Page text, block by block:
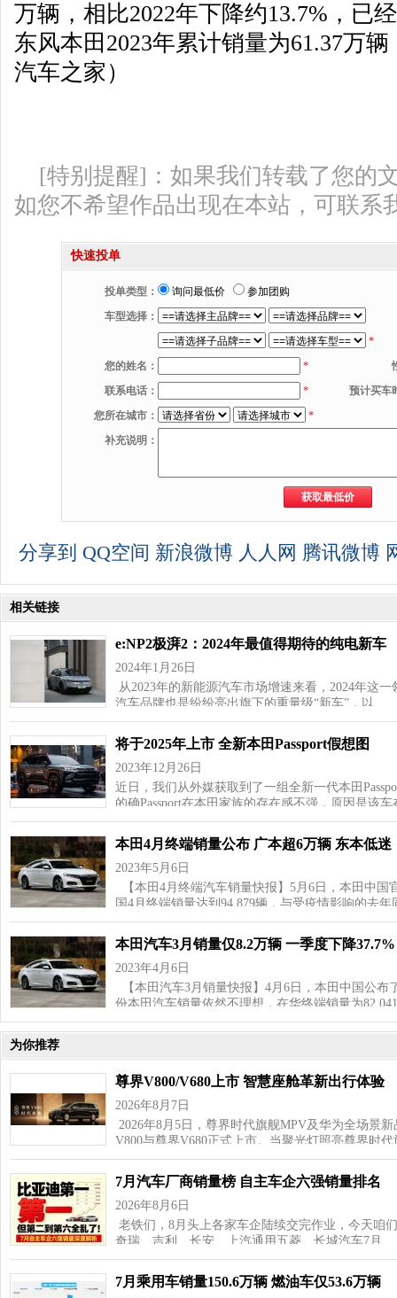
万辆，相比2022年下降约13.7%，已
东风本田2023年累计销量为61.37万
汽车之家）
[特别提醒]：如果我们转载了您的
如您不希望作品出现在本站，可联系
快速投单
投单类型： 询问最低价
参加团购
车型选择：
*
您的姓名：
*
联系电话：
*
预计买车
您所在城市：
*
补充说明：
分享到 QQ空间 新浪微博 人人网 腾讯微博
相关链接
e:NP2极湃2：2024年最值得期待的纯电新车
2024年1月26日
从2023年的新能源汽车市场增速来看，2024年这
汽车品牌也是纷纷亮出旗下的重量级“新车”，以…
将于2025年上市 全新本田Passport假想图
2023年12月26日
近日，我们从外媒获取到了一组全新一代本田
的确Passport在本田家族的存在感不强，原因是该
本田4月终端销量公布 广本超6万辆 东本低迷
2023年5月6日
【本田4月终端汽车销量快报】5月6日，本田中
国4月终端销量达到94,879辆，与受疫情影响的去
本田汽车3月销量仅8.2万辆 一季度下降37.7%
2023年4月6日
【本田汽车3月销量快报】4月6日，本田中国公布
份本田汽车销量依然不理想，在华终端销量为
为你推荐
尊界V800/V680上市 智慧座舱革新出行体验
2026年8月7日
2026年8月5日，尊界时代旗舰MPV及华为全场景
V800与尊界V680正式上市。当聚光灯照亮尊界时
7月汽车厂商销量榜 自主车企六强销量排名
2026年8月6日
老铁们，8月头上各家车企陆续交完作业，今天
奇瑞、吉利、长安、上汽通用五菱、长城汽车7月…
7月乘用车销量150.6万辆 燃油车仅53.6万辆